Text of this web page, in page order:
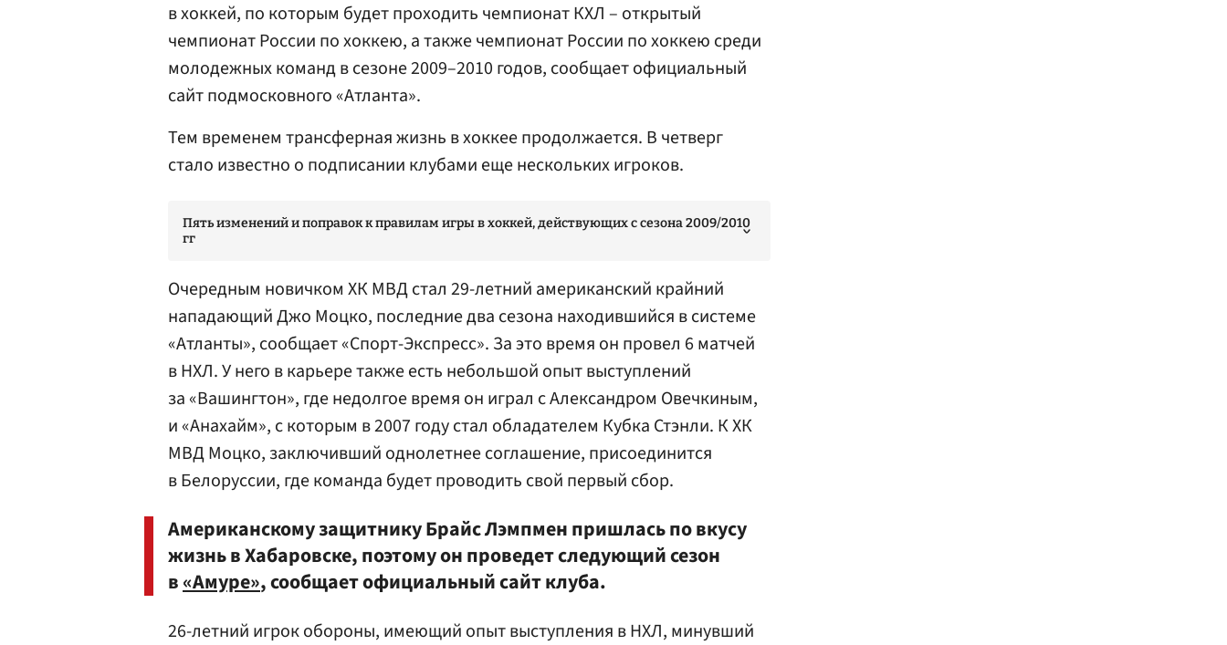
в хоккей, по которым будет проходить чемпионат КХЛ – открытый
чемпионат России по хоккею, а также чемпионат России по хоккею среди
молодежных команд в сезоне 2009–2010 годов, сообщает официальный
сайт подмосковного «Атланта».
Тем временем трансферная жизнь в хоккее продолжается. В четверг
стало известно о подписании клубами еще нескольких игроков.
Пять изменений и поправок к правилам игры в хоккей, действующих с сезона 2009/2010
гг
Очередным новичком ХК МВД стал 29-летний американский крайний
нападающийДжо Моцко, последние два сезона находившийся в системе
«Атланты», сообщает «Спорт-Экспресс». За это время он провел 6 матчей
в НХЛ. У него в карьере также есть небольшой опыт выступлений
за «Вашингтон», где недолгое время он играл сАлександром Овечкиным,
и «Анахайм», с которым в 2007 году стал обладателем Кубка Стэнли. К ХК
МВД Моцко, заключивший однолетнее соглашение, присоединится
в Белоруссии, где команда будет проводить свой первый сбор.
Американскому защитнику Брайс Лэмпмен пришлась по вкусу
жизнь в Хабаровске, поэтому он проведет следующий сезон
в«Амуре», сообщает официальный сайт клуба.
26-летний игрок обороны, имеющий опыт выступления в НХЛ, минувший